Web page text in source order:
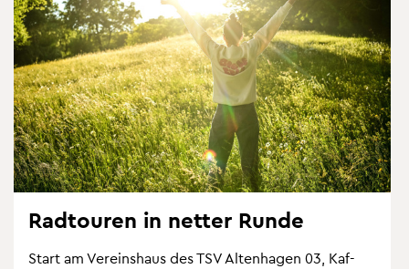
Rad­tou­ren in net­ter Runde
Start am Ver­eins­haus des TSV Al­ten­ha­gen 03, Kaf­